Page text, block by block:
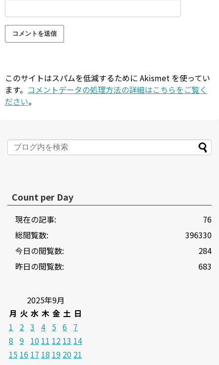
このサイトはスパムを低減するために Akismet を使ってい
ます。 コメントデータの処理方法の詳細はこちらをご覧く
ださい。
Count per Day
76
現在の記事:
396330
総閲覧数:
284
今日の閲覧数:
683
昨日の閲覧数:
2025年9月
月 火 水 木 金 土 日
1
2 3 4 5 6
7
8 9 10 11 12 13 14
15 16 17 18 19 20 21